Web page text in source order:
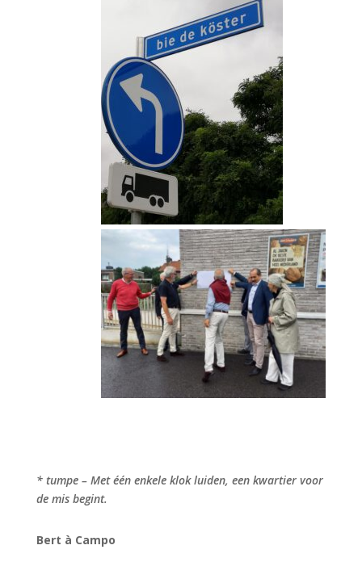
* tumpe – Met één enkele klok luiden, een kwartier voor
de mis begint.
Bert à Campo